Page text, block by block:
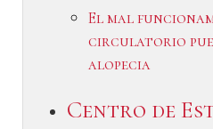
El mal
circulatorio
alopecia
Centro de